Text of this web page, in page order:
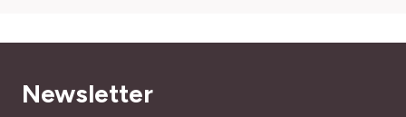
Newsletter